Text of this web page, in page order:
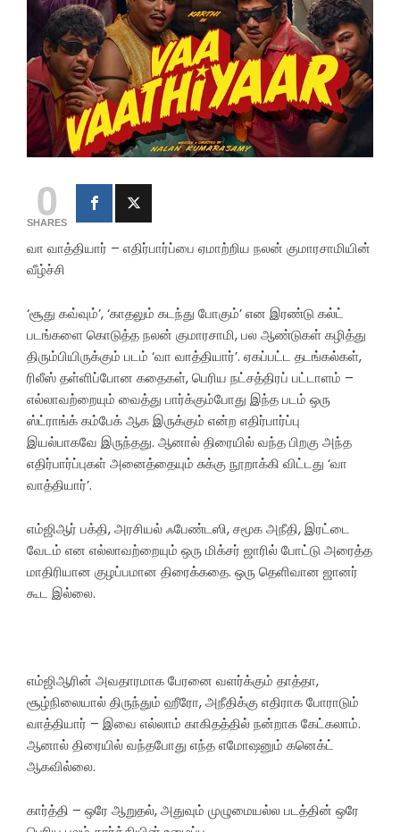
0
SHARES
வா வாத்தியார் – எதிர்பார்ப்பை ஏமாற்றிய நலன் குமாரசாமியின்
வீழ்ச்சி
‘சூது கவ்வும்’, ‘காதலும் கடந்து போகும்’ என இரண்டு கல்ட்
படங்களை கொடுத்த நலன் குமாரசாமி, பல ஆண்டுகள் கழித்து
திரும்பியிருக்கும் படம் ‘வா வாத்தியார்’. ஏகப்பட்ட தடங்கல்கள்,
ரிலீஸ் தள்ளிப்போன கதைகள், பெரிய நட்சத்திரப் பட்டாளம் –
எல்லாவற்றையும் வைத்து பார்க்கும்போது இந்த படம் ஒரு
ஸ்ட்ராங்க் கம்பேக் ஆக இருக்கும் என்ற எதிர்பார்ப்பு
இயல்பாகவே இருந்தது. ஆனால் திரையில் வந்த பிறகு அந்த
எதிர்பார்ப்புகள் அனைத்தையும் சுக்கு நூறாக்கி விட்டது ‘வா
வாத்தியார்’.
எம்ஜிஆர் பக்தி, அரசியல் ஃபேண்டஸி, சமூக அநீதி, இரட்டை
வேடம் என எல்லாவற்றையும் ஒரு மிக்சர் ஜாரில் போட்டு அரைத்த
மாதிரியான குழப்பமான திரைக்கதை. ஒரு தெளிவான ஜானர்
கூட இல்லை.
எம்ஜிஆரின் அவதாரமாக பேரனை வளர்க்கும் தாத்தா,
சூழ்நிலையால் திருந்தும் ஹீரோ, அநீதிக்கு எதிராக போராடும்
வாத்தியார் – இவை எல்லாம் காகிதத்தில் நன்றாக கேட்கலாம்.
ஆனால் திரையில் வந்தபோது எந்த எமோஷனும் கனெக்ட்
ஆகவில்லை.
கார்த்தி – ஒரே ஆறுதல், அதுவும் முழுமையல்ல படத்தின் ஒரே